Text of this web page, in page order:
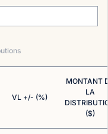
VL +/- (%)
MONTANT
LA
($)